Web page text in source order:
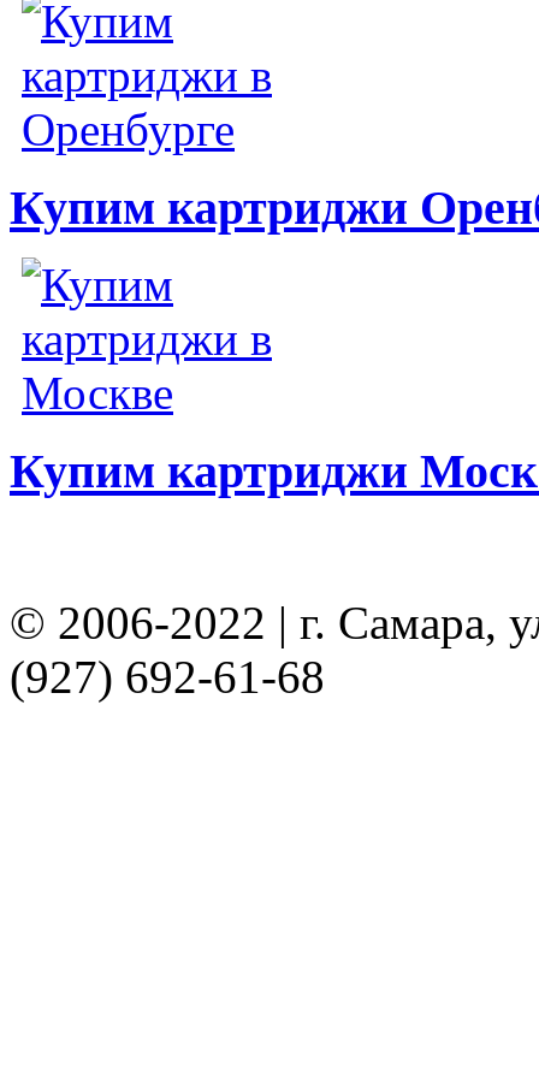
Купим картриджи
Купим картриджи
© 2006-2022 | г. Самара,
(927) 692-61-68